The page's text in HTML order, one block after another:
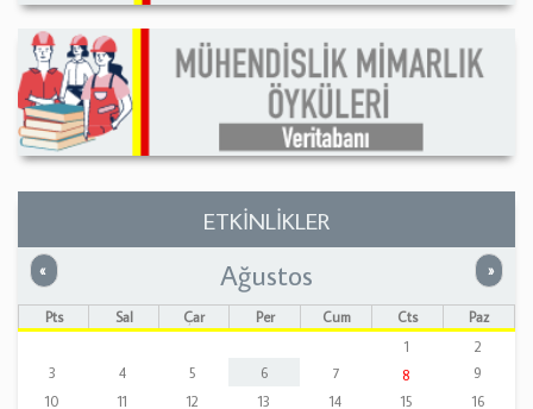
ETKİNLİKLER
« Önceki »
Ağustos
Pts Sal Çar Per Cum Cts
Paz
1
2
3
4 5 6 7 8
9
10
11 12 13 14 15
16